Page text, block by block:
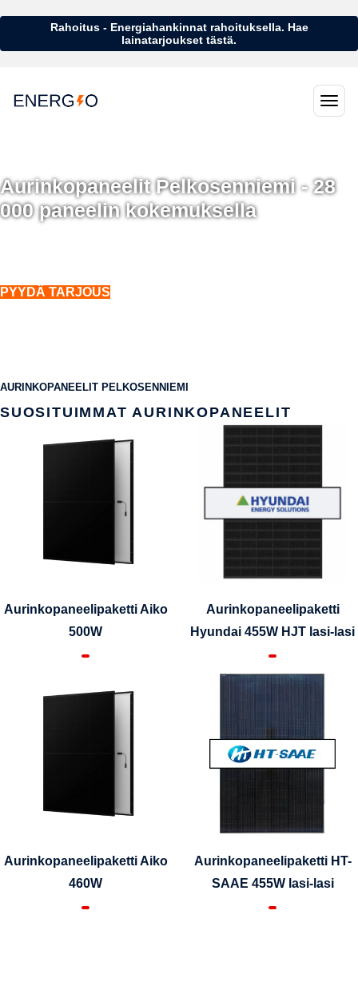
Rahoitus - Energiahankinnat rahoituksella. Hae
lainatarjoukset tästä.
Aurinkopaneelit Pelkosenniemi - 28
000 paneelin kokemuksella
PYYDÄ TARJOUS
AURINKOPANEELIT PELKOSENNIEMI
SUOSITUIMMAT AURINKOPANEELIT
Aurinkopaneelipaketti Aiko
500W
Aurinkopaneelipaketti
Hyundai 455W HJT lasi-lasi
Aurinkopaneelipaketti Aiko
460W
Aurinkopaneelipaketti HT-
SAAE 455W lasi-lasi